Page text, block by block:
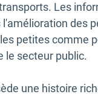
Les
l'amélioration des
petites comme
le secteur public.
une histoire